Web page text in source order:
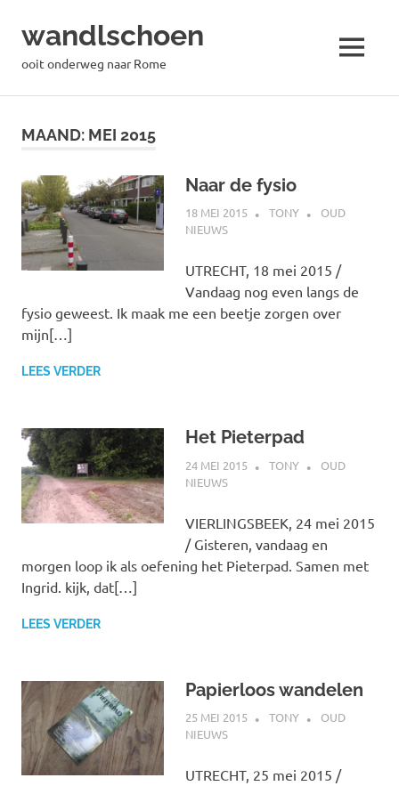
inhoud
wandlschoen
ooit onderweg naar Rome MENU
MAAND: MEI 2015
Naar de fysio
18 MEI 2015 TONY
OUD
NIEUWS
UTRECHT, 18 mei 2015 /
Vandaag nog even langs de
fysio geweest. Ik maak me een beetje zorgen over
mijn[…]
LEES VERDER
Het Pieterpad
24 MEI 2015 TONY
OUD
NIEUWS
VIERLINGSBEEK, 24 mei 2015
/ Gisteren, vandaag en
morgen loop ik als oefening het Pieterpad. Samen met
Ingrid. kijk, dat[…]
LEES VERDER
Papierloos wandelen
25 MEI 2015 TONY
OUD
NIEUWS
UTRECHT, 25 mei 2015 /